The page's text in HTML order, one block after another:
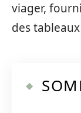
viager,
des